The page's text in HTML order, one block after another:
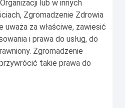
lub w innych
Zgromadzenie Zdrowia
uważa za właściwe, zawiesić
i prawa do usług, do
Zgromadzenie
takie prawa do